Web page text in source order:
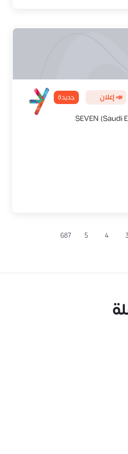
📣 إعلان جديدة
SEVEN (Saudi
4
5
687